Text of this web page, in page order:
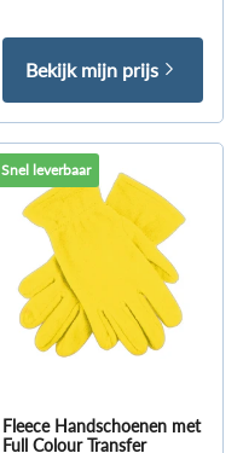
Bekijk mijn prijs
Snel leverbaar
Fleece Handschoenen met
Full Colour Transfer